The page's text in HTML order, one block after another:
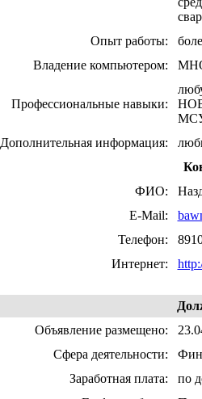
Опыт работы:
Владение компьютером:
Профессиональные навыки:
Дополнительная информация:
ФИО:
E-Mail:
Телефон:
Интернет:
Объявление размещено:
Сфера деятельности:
Заработная плата:
по